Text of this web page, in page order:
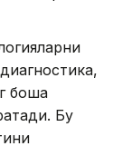
бошқа
Бу